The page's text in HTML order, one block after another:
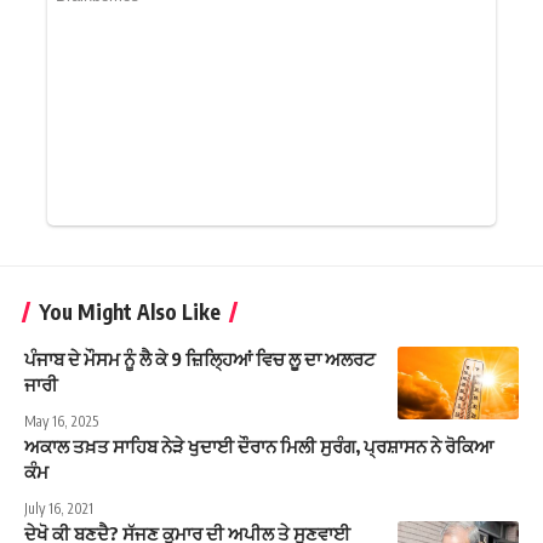
You Might Also Like
ਪੰਜਾਬ ਦੇ ਮੌਸਮ ਨੂੰ ਲੈ ਕੇ 9 ਜ਼ਿਲ੍ਹਿਆਂ ਵਿਚ ਲੂ ਦਾ ਅਲਰਟ
ਜਾਰੀ
May 16, 2025
ਅਕਾਲ ਤਖ਼ਤ ਸਾਹਿਬ ਨੇੜੇ ਖੁਦਾਈ ਦੌਰਾਨ ਮਿਲੀ ਸੁਰੰਗ, ਪ੍ਰਸ਼ਾਸਨ ਨੇ ਰੋਕਿਆ
ਕੰਮ
July 16, 2021
ਦੇਖੋ ਕੀ ਬਣਦੈ? ਸੱਜਣ ਕੁਮਾਰ ਦੀ ਅਪੀਲ ਤੇ ਸੁਣਵਾਈ